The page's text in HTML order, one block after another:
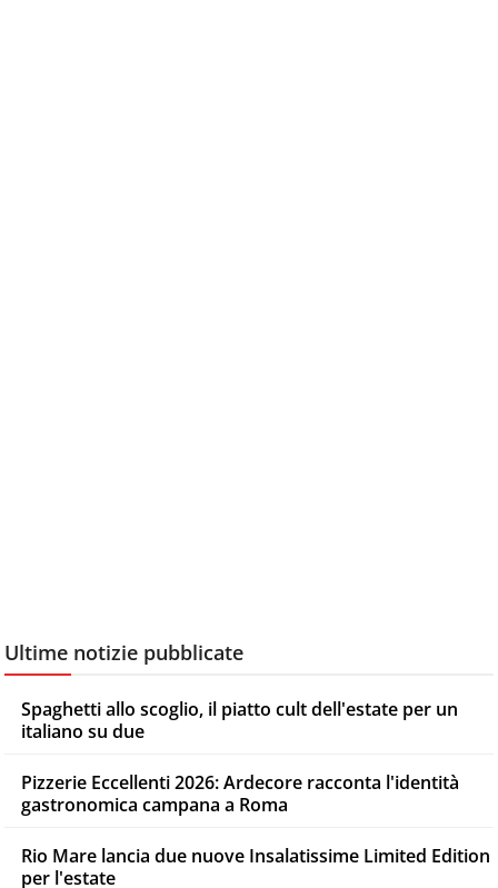
Ultime notizie pubblicate
Spaghetti allo scoglio, il piatto cult dell'estate per un
italiano su due
Pizzerie Eccellenti 2026: Ardecore racconta l'identità
gastronomica campana a Roma
Rio Mare lancia due nuove Insalatissime Limited Edition
per l'estate